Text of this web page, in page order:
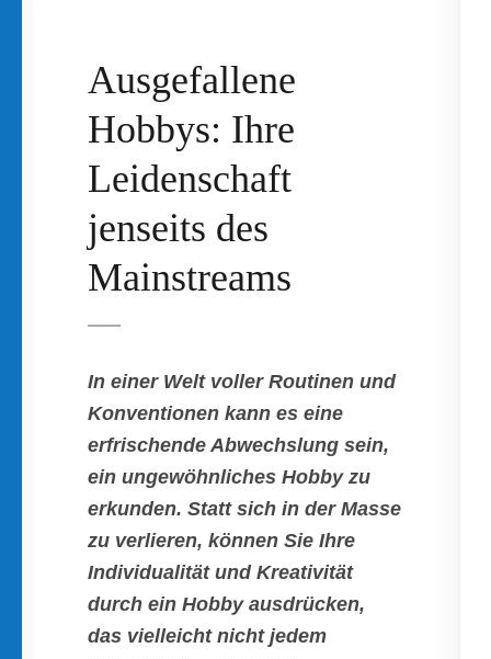
Ausgefallene
Hobbys: Ihre
Leidenschaft
jenseits des
Mainstreams
In einer Welt voller Routinen und
Konventionen kann es eine
erfrischende Abwechslung sein,
ein ungewöhnliches Hobby zu
erkunden. Statt sich in der Masse
zu verlieren, können Sie Ihre
Individualität und Kreativität
durch ein Hobby ausdrücken,
das vielleicht nicht jedem